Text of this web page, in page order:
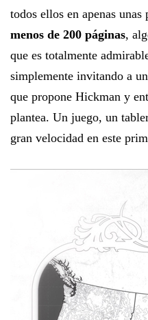
todos ellos en apenas
menos de 200 páginas,
que es totalmente
simplemente invitando a
que propone Hickman y
plantea. Un juego, un
gran velocidad en este